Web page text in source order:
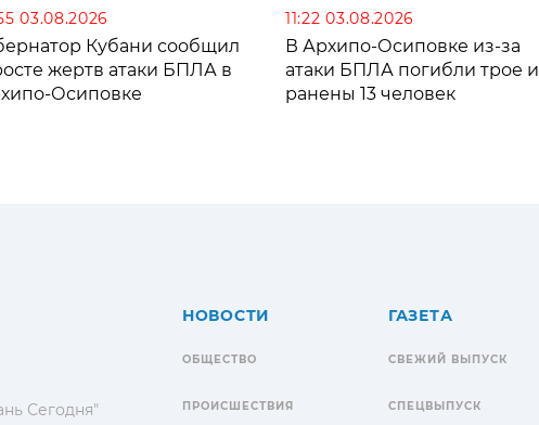
03.08.2026
Кубани сообщил
жертв атаки БПЛА в
Осиповке
11:22 03.08.2026
В Архипо-Осиповке из-за
атаки БПЛА погибли трое и
ранены 13 человек
Сегодня"
НОВОСТИ
ОБЩЕСТВО
ПРОИСШЕСТВИЯ
ГАЗЕТА
СВЕЖИЙ ВЫПУСК
СПЕЦВЫПУСК